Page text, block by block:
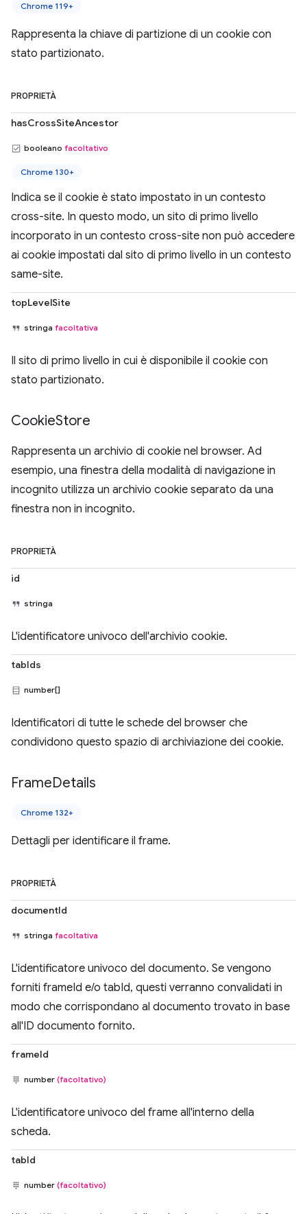
Chrome 119+
Rappresenta la chiave di partizione di un cookie con
stato partizionato.
PROPRIETÀ
hasCrossSiteAncestor
booleano facoltativo
Chrome 130+
Indica se il cookie è stato impostato in un contesto
cross-site. In questo modo, un sito di primo livello
incorporato in un contesto cross-site non può accedere
ai cookie impostati dal sito di primo livello in un contesto
same-site.
topLevelSite
stringa facoltativa
Il sito di primo livello in cui è disponibile il cookie con
stato partizionato.
CookieStore
Rappresenta un archivio di cookie nel browser. Ad
esempio, una finestra della modalità di navigazione in
incognito utilizza un archivio cookie separato da una
finestra non in incognito.
PROPRIETÀ
id
stringa
L'identificatore univoco dell'archivio cookie.
tabIds
number[]
Identificatori di tutte le schede del browser che
condividono questo spazio di archiviazione dei cookie.
FrameDetails
Chrome 132+
Dettagli per identificare il frame.
PROPRIETÀ
documentId
stringa facoltativa
L'identificatore univoco del documento. Se vengono
forniti frameId e/o tabId, questi verranno convalidati in
modo che corrispondano al documento trovato in base
all'ID documento fornito.
frameId
number (facoltativo)
L'identificatore univoco del frame all'interno della
scheda.
tabId
number (facoltativo)